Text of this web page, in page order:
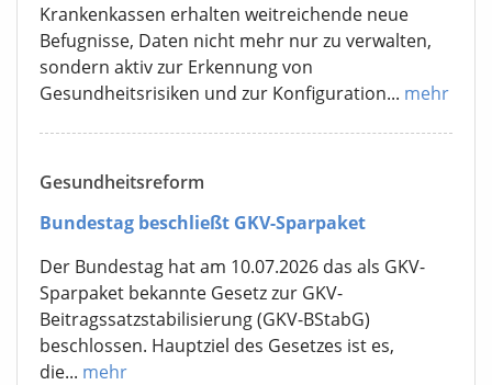
Krankenkassen erhalten weitreichende neue
Befugnisse, Daten nicht mehr nur zu verwalten,
sondern aktiv zur Erkennung von
Gesundheitsrisiken und zur Konfiguration... mehr
Gesundheitsreform
Bundestag beschließt GKV-Sparpaket
Der Bundestag hat am 10.07.2026 das als GKV-
Sparpaket bekannte Gesetz zur GKV-
Beitragssatzstabilisierung (GKV-BStabG)
beschlossen. Hauptziel des Gesetzes ist es,
die... mehr